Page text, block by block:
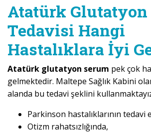
Atatürk Glutatyon
Tedavisi Hangi
Hastalıklara İyi
Atatürk glutatyon serum pek çok
gelmektedir. Maltepe Sağlık Kabini
alanda bu tedavi şeklini
Parkinson hastalıklarının tedavi
Otizm rahatsızlığında,